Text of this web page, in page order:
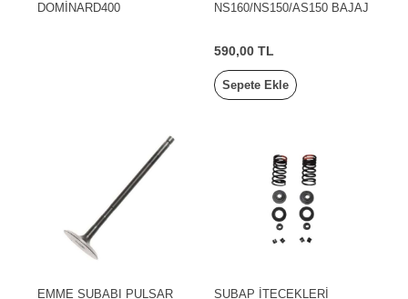
DOMİNARD400
NS160/NS150/AS150 BAJAJ
590,00 TL
Sepete Ekle
EMME SUBABI PULSAR SUBAP İTECEKLERİ